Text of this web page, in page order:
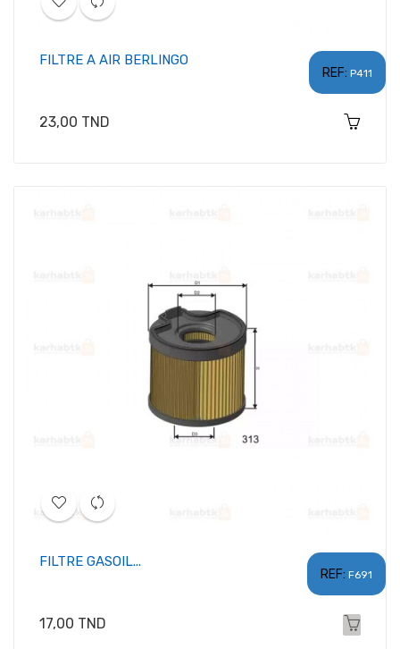
REF: P411
FILTRE A AIR BERLINGO
Prix
23,00 TND
REF: F691
FILTRE GASOIL...
Prix
17,00 TND